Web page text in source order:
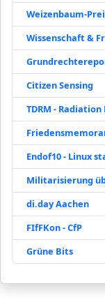
Weizenbaum-
Wissenschaft &
Citizen Sensing
TDRM -
Endof10 - Linux
Militarisierung
di.day Aachen
FIfFKon - CfP
Grüne Bits